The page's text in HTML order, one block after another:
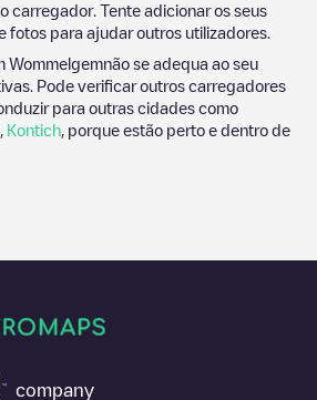
carregador. Tente adicionar os seus
fotos para ajudar outros utilizadores.
Wommelgemnão se adequa ao seu
Pode verificar outros carregadores
para outras cidades como
Kontich , porque estão perto e dentro de
company